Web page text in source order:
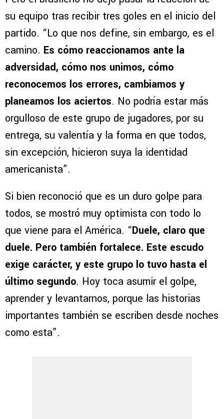
su equipo tras recibir tres goles en el inicio del
partido. “Lo que nos define, sin embargo, es el
camino. Es cómo reaccionamos ante la
adversidad, cómo nos unimos, cómo
reconocemos los errores, cambiamos y
planeamos los aciertos. No podría estar más
orgulloso de este grupo de jugadores, por su
entrega, su valentía y la forma en que todos,
sin excepción, hicieron suya la identidad
americanista”.
Si bien reconoció que es un duro golpe para
todos, se mostró muy optimista con todo lo
que viene para el América. “Duele, claro que
duele. Pero también fortalece. Este escudo
exige carácter, y este grupo lo tuvo hasta el
último segundo. Hoy toca asumir el golpe,
aprender y levantarnos, porque las historias
importantes también se escriben desde noches
como esta”.